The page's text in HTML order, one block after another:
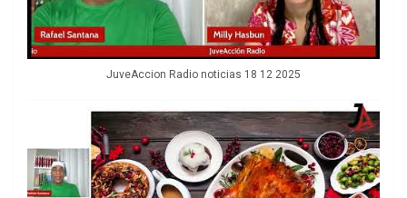
JuveAccion Radio noticias 18 12 2025